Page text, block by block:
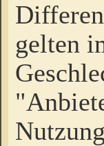
gelten